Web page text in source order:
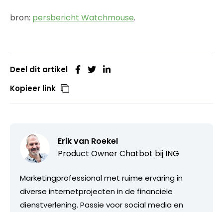
bron: persbericht Watchmouse.
Deel dit artikel
Kopieer link
Erik van Roekel
Product Owner Chatbot bij ING
Marketingprofessional met ruime ervaring in
diverse internetprojecten in de financiële
dienstverlening. Passie voor social media en